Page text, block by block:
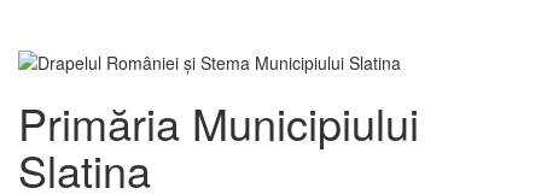
Primăria Municipiului
Slatina